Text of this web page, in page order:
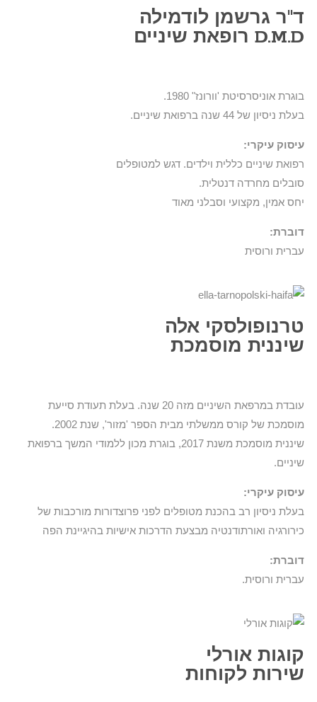
ד"ר גרשמן לודמילה
D.M.D רופאת שיניים
בוגרת אוניסרסיטת 'וורונז" 1980.
בעלת ניסיון של 44 שנה ברפואת שיניים.
עיסוק עיקרי:
רפואת שיניים כללית וילדים. דגש למטופלים
סובלים מחרדה דנטלית.
יחס אמין, מקצועי וסבלני מאוד
דוברת:
עברית ורוסית
טרנופולסקי אלה
שיננית מוסמכת
עובדת במרפאת השיניים מזה 20 שנה. בעלת תעודת סייעת
מוסמכת של קורס ממשלתי מבית הספר 'מזור', שנת 2002.
שיננית מוסמכת משנת 2017, בוגרת מכון ללמודי המשך ברפואת
שיניים.
עיסוק עיקרי:
בעלת ניסיון רב בהכנת מטופלים לפני פרוצדורות מורכבות של
כירורגיה ואורתודנטיה מבצעת הדרכות אישיות בהיגיינת הפה
דוברת:
עברית ורוסית.
קוגות אורלי
שירות לקוחות